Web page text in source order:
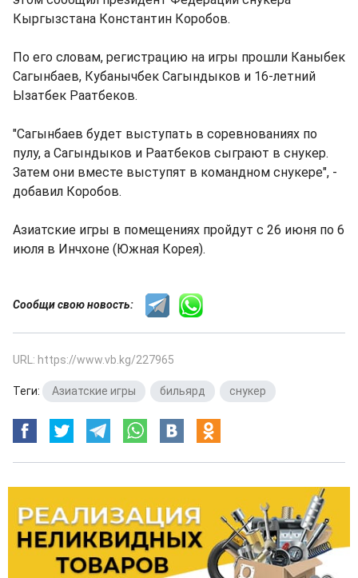
Кыргызстана Константин Коробов.
По его словам, регистрацию на игры прошли Каныбек
Сагынбаев, Кубанычбек Сагындыков и 16-летний
Ызатбек Раатбеков.
"Сагынбаев будет выступать в соревнованиях по
пулу, а Сагындыков и Раатбеков сыграют в снукер.
Затем они вместе выступят в командном снукере", -
добавил Коробов.
Азиатские игры в помещениях пройдут с 26 июня по 6
июля в Инчхоне (Южная Корея).
Сообщи свою новость:
URL: https://www.vb.kg/227965
Теги: Азиатские игры бильярд снукер